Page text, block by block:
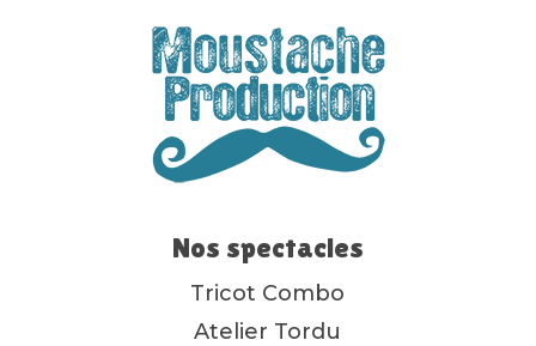
Nos spectacles
Tricot Combo
Atelier Tordu